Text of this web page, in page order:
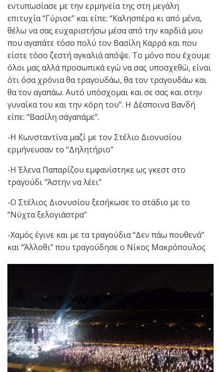
εντυπωσίασε με την ερμηνεία της στη μεγάλη
επιτυχία “Γύρισε” και είπε: “Καλησπέρα κι από μένα,
θέλω να σας ευχαριστήσω μέσα από την καρδιά μου
που αγαπάτε τόσο πολύ τον Βασίλη Καρρά και που
είστε τόσο ζεστή αγκαλιά απόψε. Το μόνο που έχουμε
όλοι μας αλλά προσωπικά εγώ να σας υποσχεθώ, είναι
ότι όσα χρόνια θα τραγουδάω, θα τον τραγουδάω και
θα τον αγαπάω. Αυτό υπόσχομαι και σε σας και στην
γυναίκα του και την κόρη του”. Η Δέσποινα Βανδή
είπε: “Βασίλη σ΄αγαπάμε”.
-Η Κωνσταντίνα μαζί με τον Στέλιο Διονυσίου
ερμήνευσαν το “Δηλητήριο”
-Η Έλενα Παπαρίζου εμφανίστηκε ως γκεστ στο
τραγούδι “Άστην να λέει”
-Ο Στέλιος Διονυσίου ξεσήκωσε το στάδιο με το
“Νύχτα ξελογιάστρα”
-Χαμός έγινε και με τα τραγούδια “Δεν πάω πουθενά”
και “Άλλοθι” που τραγούδησε ο Νίκος Μακρόπουλος